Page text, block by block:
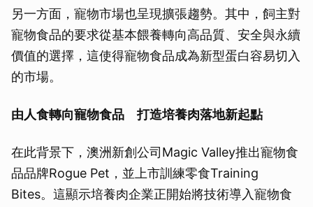
另一方面，寵物市場也呈現擴張趨勢。其中，飼主對
寵物食品的要求從基本餵養轉向高品質、安全與永續
價值的選擇，這使得寵物食品成為新型蛋白容易切入
的市場。
由人食轉向寵物食品 打造培養肉落地新起點
在此背景下，澳洲新創公司Magic Valley推出寵物食
品品牌Rogue Pet，並上市訓練零食Training
Bites。這顯示培養肉企業正開始將技術導入寵物食